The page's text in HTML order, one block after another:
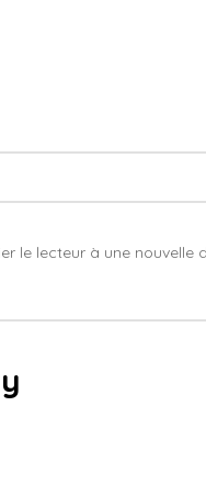
le lecteur à une nouvelle